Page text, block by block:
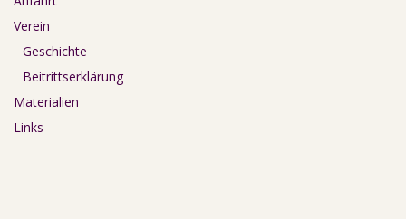
Verein
Geschichte
Beitrittserklärung
Materialien
Links